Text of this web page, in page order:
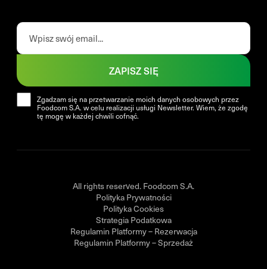
Zgadzam się na przetwarzanie moich danych osobowych przez
Foodcom S.A. w celu realizacji usługi Newsletter. Wiem, że zgodę
tę mogę w każdej chwili cofnąć.
ZAPISZ SIĘ
All rights reserved. Foodcom S.A.
Polityka Prywatności
Polityka Cookies
Strategia Podatkowa
Regulamin Platformy – Rezerwacja
Regulamin Platformy – Sprzedaż